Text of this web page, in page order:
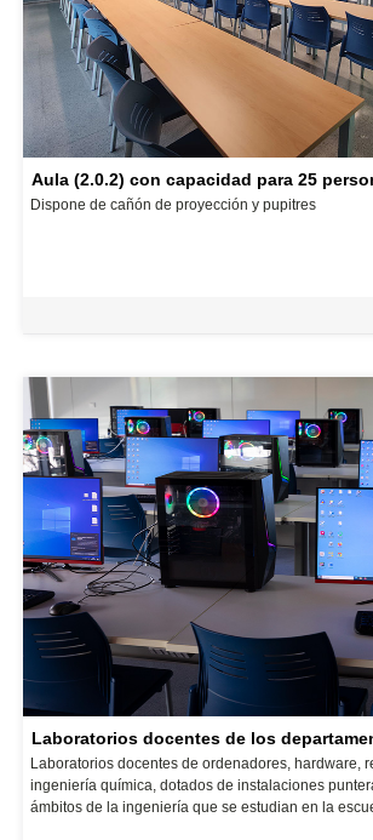
Aula (2.0.2) con capacidad para 25
Dispone de cañón de proyección y pupitres
Laboratorios docentes de los
Laboratorios docentes de ordenadores, hardware,
ingeniería química, dotados de instalaciones
ámbitos de la ingeniería que se estudian en la